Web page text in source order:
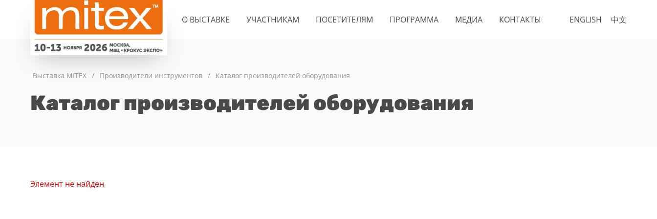
ENGLISH 中文
О ВЫСТАВКЕ УЧАСТНИКАМ ПОСЕТИТЕЛЯМ ПРОГРАММА МЕДИА КОНТАКТЫ
Выставка MITEX / Производители инструментов / Каталог производителей оборудования
Каталог производителей оборудования
Элемент не найден